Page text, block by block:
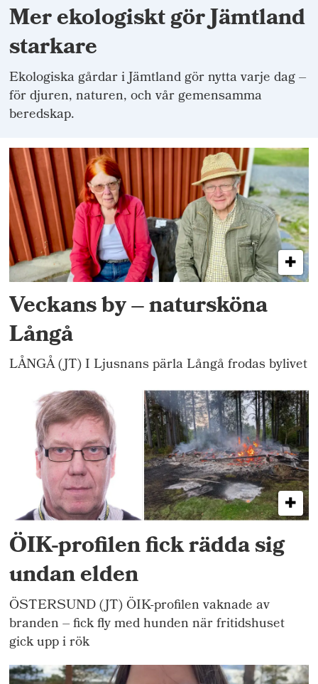
Mer ekologiskt gör Jämtland
starkare
Ekologiska gårdar i Jämtland gör nytta varje dag –
för djuren, naturen, och vår gemensamma
beredskap.
Veckans by – natursköna
Långå
LÅNGÅ (JT) I Ljusnans pärla Långå frodas bylivet
ÖIK-profilen fick rädda sig
undan elden
ÖSTERSUND (JT) ÖIK-profilen vaknade av
branden – fick fly med hunden när fritidshuset
gick upp i rök